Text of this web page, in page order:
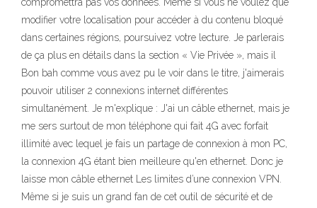
modifier votre localisation pour accéder à du contenu bloqué
dans certaines régions, poursuivez votre lecture. Je parlerais
de ça plus en détails dans la section « Vie Privée », mais il
Bon bah comme vous avez pu le voir dans le titre, j'aimerais
pouvoir utiliser 2 connexions internet différentes
simultanément. Je m'explique : J'ai un câble ethernet, mais je
me sers surtout de mon téléphone qui fait 4G avec forfait
illimité avec lequel je fais un partage de connexion à mon PC,
la connexion 4G étant bien meilleure qu'en ethernet. Donc je
laisse mon câble ethernet Les limites d’une connexion VPN.
Même si je suis un grand fan de cet outil de sécurité et de